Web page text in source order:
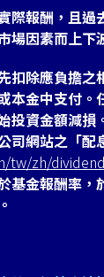
際報酬，且過
場因素而上下
扣除應負擔之
本金中支付。
投資金額減損
司網站之「配
tw/zh/
基金報酬率，